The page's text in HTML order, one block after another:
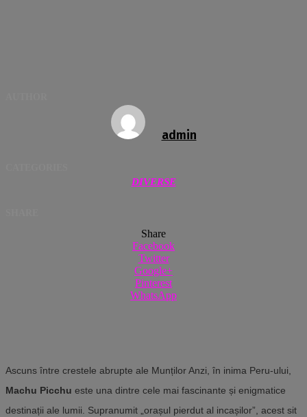
admin
DIVERSE
Share
Facebook
Twitter
Google+
Pinterest
WhatsApp
Ascuns între crestele abrupte ale Munților Anzi, în inima Peru-ului,
Machu Picchu este una dintre cele mai fascinante și enigmatice
destinații ale lumii. Supranumit „orașul pierdut al incașilor”, acest sit